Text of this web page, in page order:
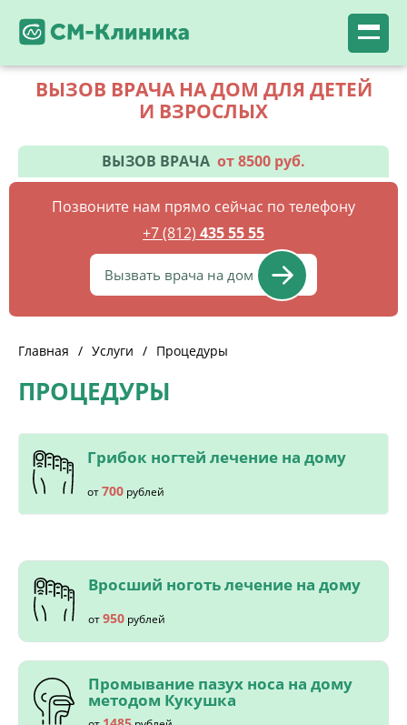
ВЫЗОВ ВРАЧА НА ДОМ ДЛЯ ДЕТЕЙ
И ВЗРОСЛЫХ
ВЫЗОВ ВРАЧА от 8500 руб.
Позвоните нам прямо сейчас по телефону
+7 (812) 435 55 55
Вызвать врача на дом
Главная / Услуги / Процедуры
ПРОЦЕДУРЫ
Грибок ногтей лечение на дому
от700 рублей
Вросший ноготь лечение на дому
от950 рублей
Промывание пазух носа на дому
методом Кукушка